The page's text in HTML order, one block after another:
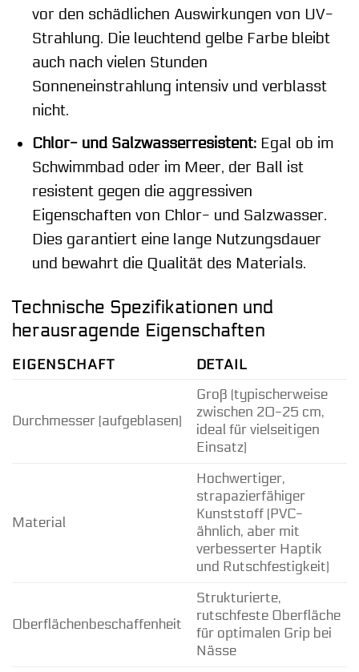
vor den schädlichen Auswirkungen von UV-
Strahlung. Die leuchtend gelbe Farbe bleibt
auch nach vielen Stunden
Sonneneinstrahlung intensiv und verblasst
nicht.
Chlor- und Salzwasserresistent:Egal ob im
Schwimmbad oder im Meer, der Ball ist
resistent gegen die aggressiven
Eigenschaften von Chlor- und Salzwasser.
Dies garantiert eine lange Nutzungsdauer
und bewahrt die Qualität des Materials.
Technische Spezifikationen und
herausragende Eigenschaften
EIGENSCHAFT DETAIL
Durchmesser (aufgeblasen)
Groß (typischerweise
zwischen 20-25 cm,
ideal für vielseitigen
Einsatz)
Material
Hochwertiger,
strapazierfähiger
Kunststoff (PVC-
ähnlich, aber mit
verbesserter Haptik
und Rutschfestigkeit)
Oberflächenbeschaffenheit
Strukturierte,
rutschfeste Oberfläche
für optimalen Grip bei
Nässe